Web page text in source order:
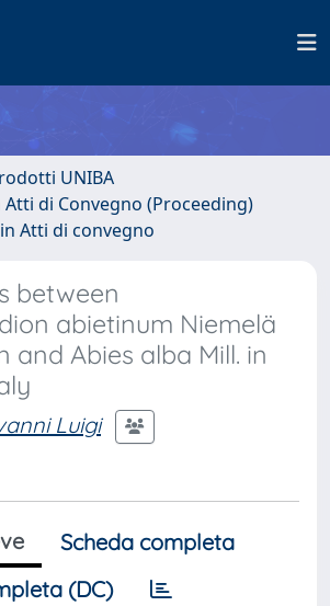
UNIBA
di Convegno (Proceeding)
Atti di convegno
between
abietinum Niemelä
and Abies alba Mill. in
Luigi
Scheda completa
(DC)